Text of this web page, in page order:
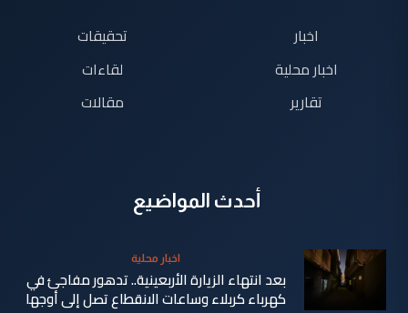
اخبار
اخبار محلية
تقارير
تحقيقات
لقاءات
مقالات
أحدث المواضيع
اخبار محلية
بعد انتهاء الزيارة الأربعينية.. تدهور مفاجئ في
كهرباء كربلاء وساعات الانقطاع تصل إلى أوجها